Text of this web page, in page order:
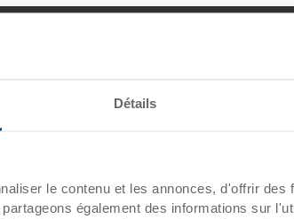
Détails
le contenu et les annonces, d'offrir des
également des informations sur
ESD